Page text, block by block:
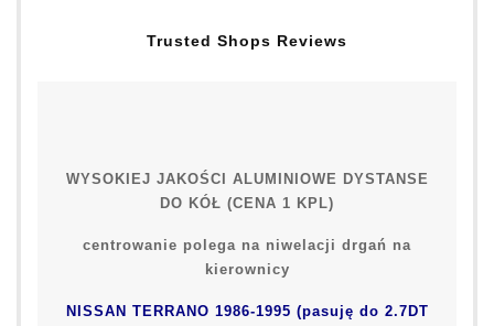
Trusted Shops Reviews
WYSOKIEJ JAKOŚCI ALUMINIOWE DYSTANSE
DO KÓŁ (CENA 1 KPL)
centrowanie polega na niwelacji drgań na
kierownicy
NISSAN TERRANO 1986-1995 (pasuję do 2.7DT